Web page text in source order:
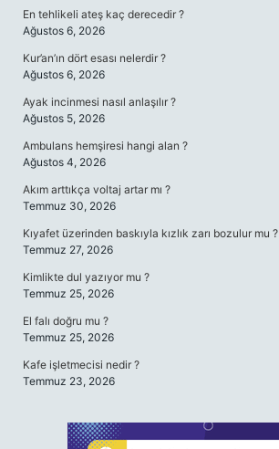
En tehlikeli ateş kaç derecedir ?
Ağustos 6, 2026
Kur’an’ın dört esası nelerdir ?
Ağustos 6, 2026
Ayak incinmesi nasıl anlaşılır ?
Ağustos 5, 2026
Ambulans hemşiresi hangi alan ?
Ağustos 4, 2026
Akım arttıkça voltaj artar mı ?
Temmuz 30, 2026
Kıyafet üzerinden baskıyla kızlık zarı bozulur mu ?
Temmuz 27, 2026
Kimlikte dul yazıyor mu ?
Temmuz 25, 2026
El falı doğru mu ?
Temmuz 25, 2026
Kafe işletmecisi nedir ?
Temmuz 23, 2026